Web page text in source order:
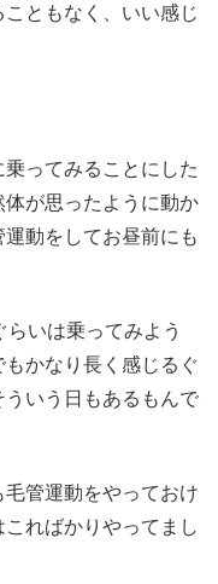
ともなく、いい感じ
ってみることにした
が思ったように動か
動をしてお昼前にも
いは乗ってみよう
かなり長く感じるぐ
いう日もあるもんで
管運動をやっておけ
ればかりやってまし